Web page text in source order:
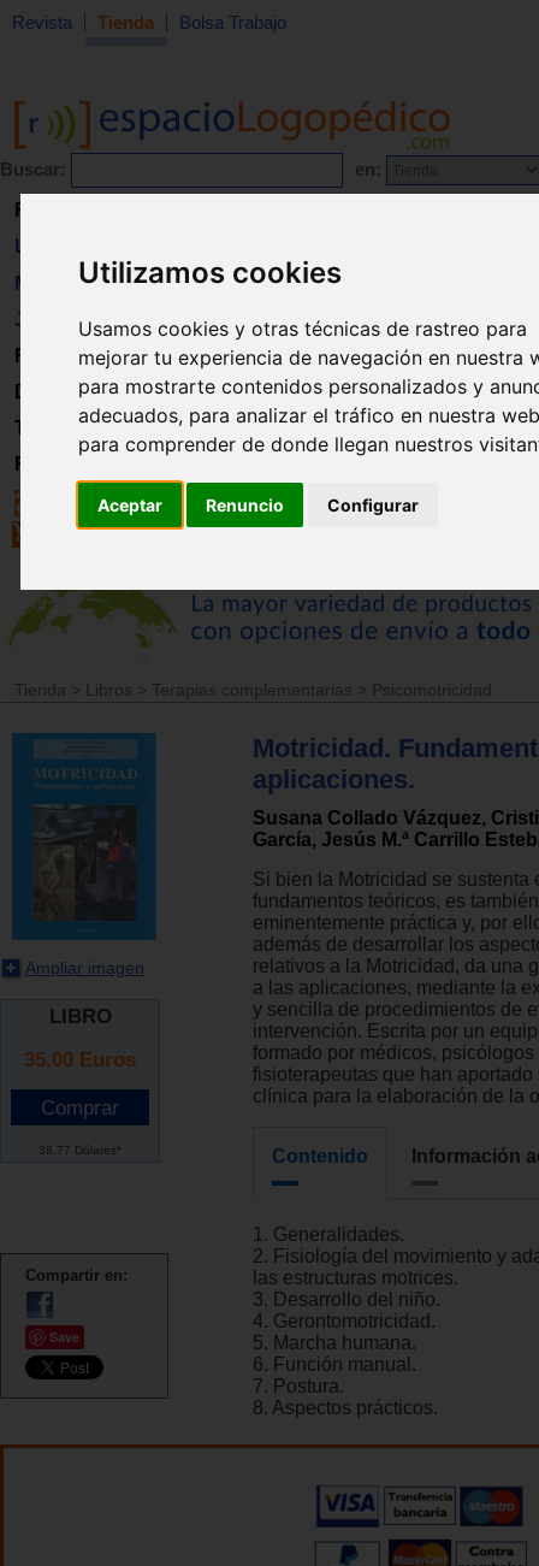
Utilizamos cookies
Usamos cookies y otras técnicas de rastreo para
mejorar tu experiencia de navegación en nuestra
para mostrarte contenidos personalizados y
adecuados, para analizar el tráfico en nuestra
para comprender de donde llegan nuestros
Aceptar Renuncio Configurar
Revista Tienda Bolsa Trabajo
Buscar: en:
Revista
Libros
Material
Juguetes
Formación
Directorio
Trabajo
Registro
Tienda > Libros > Terapias complementarias > Psicomotricidad
Ampliar imagen
LIBRO
35.00 Euros
38.77 Dólares*
Compartir en:
Save
Motricidad.
aplicaciones.
Susana Collado Vázquez,
García, Jesús M.ª Carrillo
Si bien la Motricidad se sustenta
fundamentos teóricos, es
eminentemente práctica y, por
además de desarrollar los
relativos a la Motricidad, da una
a las aplicaciones, mediante la
y sencilla de procedimientos de
intervención. Escrita por un
formado por médicos, psicólogos
fisioterapeutas que han
clínica para la elaboración de la
Contenido Información
1. Generalidades.
2. Fisiología del movimiento y
las estructuras motrices.
3. Desarrollo del niño.
4. Gerontomotricidad.
5. Marcha humana.
6. Función manual.
7. Postura.
8. Aspectos prácticos.